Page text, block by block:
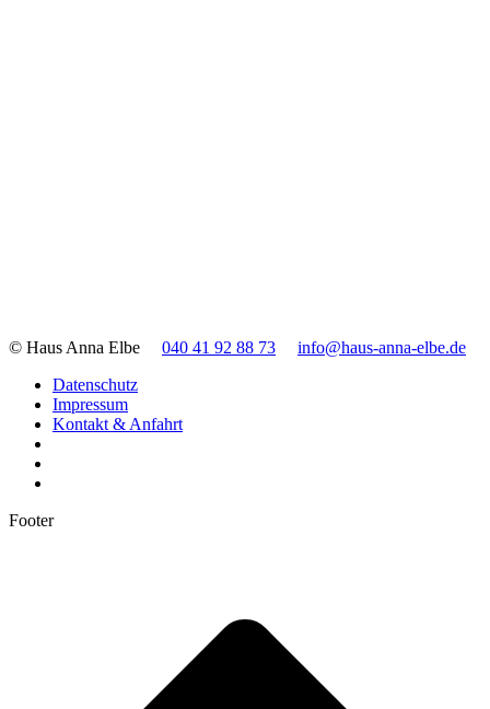
© Haus Anna Elbe 040 41 92 88 73
info@haus-anna-elbe.de
Datenschutz
Impressum
Kontakt & Anfahrt
Footer